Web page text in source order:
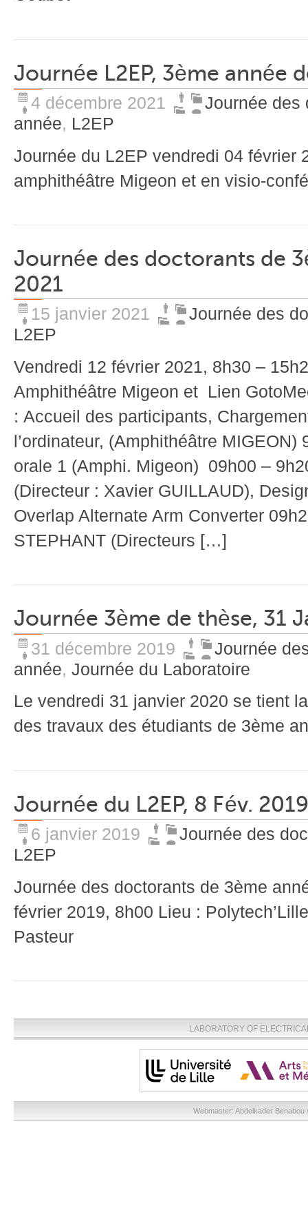
Journée L2EP, 3ème année
4 décembre 2021
Journée des
année, L2EP
Journée du L2EP vendredi 04 février
amphithéâtre Migeon et en visio-
Journée des doctorants de
2021
15 janvier 2021
Journée des
L2EP
Vendredi 12 février 2021, 8h30 –
Amphithéâtre Migeon et Lien
: Accueil des participants,
l’ordinateur, (Amphithéâtre
orale 1 (Amphi. Migeon) 09h00 –
(Directeur : Xavier GUILLAUD),
Overlap Alternate Arm Converter
STEPHANT (Directeurs […]
Journée 3ème de thèse, 31
31 décembre 2019
Journée
année, Journée du Laboratoire
Le vendredi 31 janvier 2020 se tient
des travaux des étudiants de 3ème
Journée du L2EP, 8 Fév. 2019
6 janvier 2019
Journée des
L2EP
Journée des doctorants de 3ème
février 2019, 8h00 Lieu :
Pasteur
LABORATORY OF
Webmaster: Abdelkader Benabou